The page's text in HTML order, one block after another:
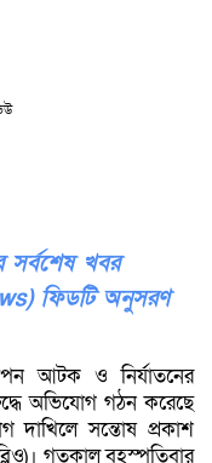
সর্বশেষ খবর
ফিডটি অনুসরণ
আটক ও নির্যাতনের
অভিযোগ গঠন করেছে
সন্তোষ প্রকাশ
গতকাল বৃহস্পতিবার